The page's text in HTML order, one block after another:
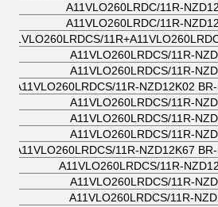
A11VLO260LRDC/11R-
A11VLO260LRDC/11R-
A11VLO260LRDCS/
A11VLO260LRDCS/11R-
A11VLO260LRDCS/11R-
A11VLO260LRDCS/11R-NZD12K02
A11VLO260LRDCS/11R-
A11VLO260LRDCS/11R-
A11VLO260LRDCS/11R-
A11VLO260LRDCS/11R-NZD12K67
A11VLO260LRDCS/11R-
A11VLO260LRDCS/11R-
A11VLO260LRDCS/11R-